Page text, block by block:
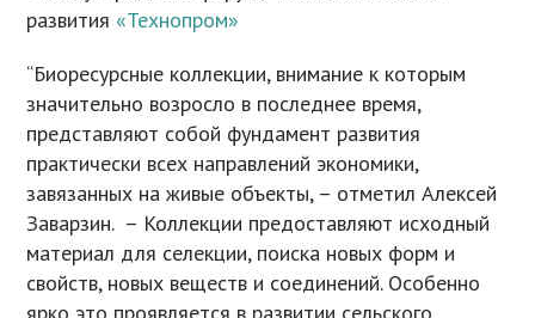
развития«Технопром»
“Биоресурсные коллекции, внимание к которым
значительно возросло в последнее время,
представляют собой фундамент развития
практически всех направлений экономики,
завязанных на живые объекты, – отметил Алексей
Заварзин. – Коллекции предоставляют исходный
материал для селекции, поиска новых форм и
свойств, новых веществ и соединений. Особенно